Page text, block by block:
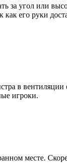
за угол или
как его руки
в
игроки.
месте.